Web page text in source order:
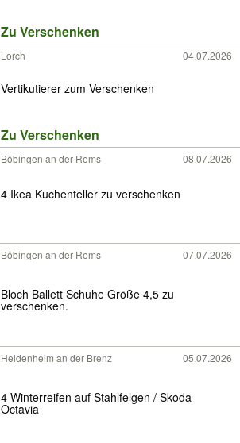
Zu Verschenken
Lorch 04.07.2026
Vertikutierer zum Verschenken
Zu Verschenken
Böbingen an der Rems 08.07.2026
4 Ikea Kuchenteller zu verschenken
Böbingen an der Rems 07.07.2026
Bloch Ballett Schuhe Größe 4,5 zu
verschenken.
Heidenheim an der Brenz 05.07.2026
4 Winterreifen auf Stahlfelgen / Skoda
Octavia